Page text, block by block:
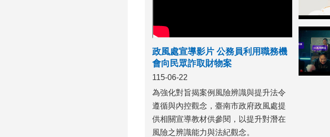
政風處宣導影片 公務員利用職務機
會向民眾詐取財物案
115-06-22
為強化對旨揭案例風險辨識與提升法令
遵循與內控觀念，臺南市政府政風處提
供相關宣導教材供參閱，以提升對潛在
風險之辨識能力與法紀觀念。